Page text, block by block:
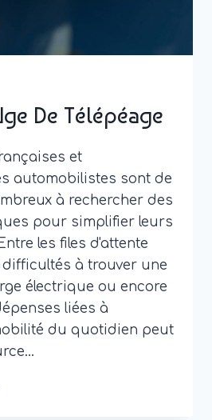
De Télépéage
et
automobilistes sont de
à rechercher des
pour simplifier leurs
les files d'attente
difficultés à trouver une
électrique ou encore
liées à
du quotidien peut